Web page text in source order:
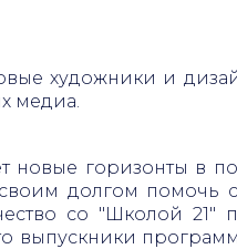
художники и
медиа.
новые горизонты в
долгом помочь
со "Школой 21"
выпускники